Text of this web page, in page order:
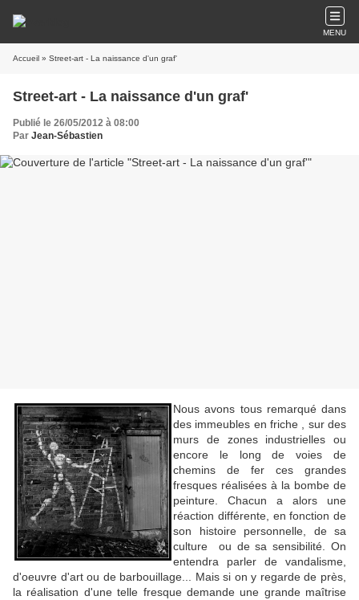
MENU
Accueil » Street-art - La naissance d'un graf'
Street-art - La naissance d'un graf'
Publié le 26/05/2012 à 08:00
Par Jean-Sébastien
Nous avons tous remarqué dans
des immeubles en friche , sur des
murs de zones industrielles ou
encore le long de voies de
chemins de fer ces grandes
fresques réalisées à la bombe de
peinture. Chacun a alors une
réaction différente, en fonction de
son histoire personnelle, de sa
culture ou de sa sensibilité. On
entendra parler de vandalisme,
d'oeuvre d'art ou de barbouillage... Mais si on y regarde de près,
la réalisation d'une telle fresque demande une grande maîtrise